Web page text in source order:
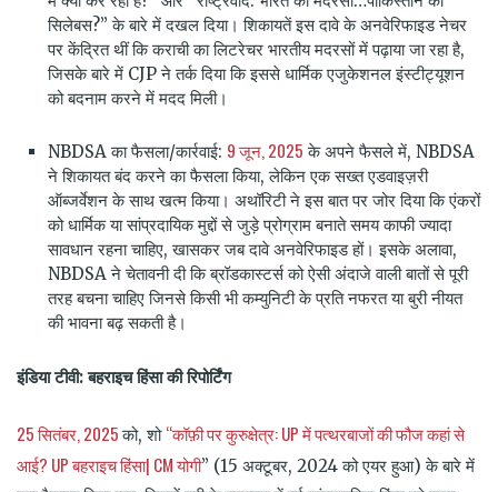
सिलेबस?” के बारे में दखल दिया। शिकायतें इस दावे के अनवेरिफाइड नेचर
पर केंद्रित थीं कि कराची का लिटरेचर भारतीय मदरसों में पढ़ाया जा रहा है,
जिसके बारे में CJP ने तर्क दिया कि इससे धार्मिक एजुकेशनल इंस्टीट्यूशन
को बदनाम करने में मदद मिली।
NBDSA का फैसला/कार्रवाई: 9 जून, 2025 के अपने फैसले में, NBDSA
ने शिकायत बंद करने का फैसला किया, लेकिन एक सख्त एडवाइज़री
ऑब्जर्वेशन के साथ खत्म किया। अथॉरिटी ने इस बात पर जोर दिया कि एंकरों
को धार्मिक या सांप्रदायिक मुद्दों से जुड़े प्रोग्राम बनाते समय काफी ज्यादा
सावधान रहना चाहिए, खासकर जब दावे अनवेरिफाइड हों। इसके अलावा,
NBDSA ने चेतावनी दी कि ब्रॉडकास्टर्स को ऐसी अंदाजे वाली बातों से पूरी
तरह बचना चाहिए जिनसे किसी भी कम्युनिटी के प्रति नफरत या बुरी नीयत
की भावना बढ़ सकती है।
इंडिया टीवी: बहराइच हिंसा की रिपोर्टिंग
25 सितंबर, 2025को, शो “कॉफ़ी पर कुरुक्षेत्र: UP में पत्थरबाजों की फौज कहां से
आई? UP बहराइच हिंसा| CM योगी” (15 अक्टूबर, 2024 को एयर हुआ) के बारे में